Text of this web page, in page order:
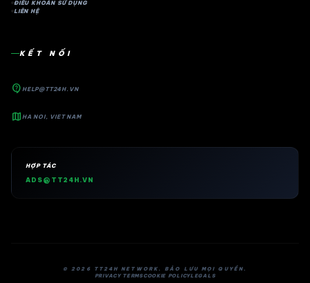
ĐIỀU KHOẢN SỬ DỤNG
LIÊN HỆ
KẾT NỐI
contact_support HELP@TT24H.VN
map HA NOI, VIET NAM
HỢP TÁC
ADS@TT24H.VN
© 2026 TT24H NETWORK. BẢO LƯU MỌI QUYỀN.
PRIVACY TERMS COOKIE POLICYLEGALS